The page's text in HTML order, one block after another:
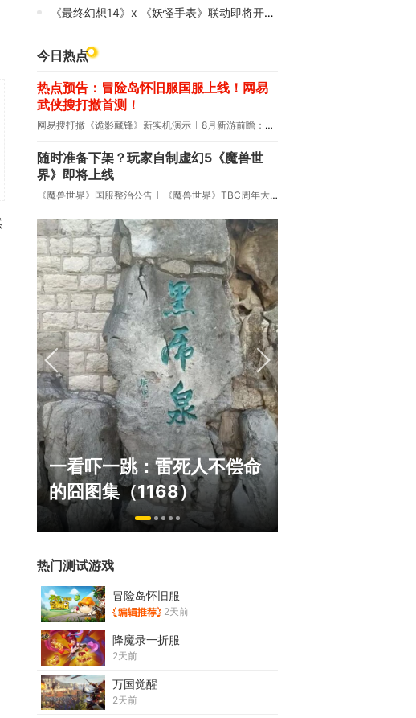
《最终幻想14》x 《妖怪手表》联动即将开启喵！
今日热点
热点预告：冒险岛怀旧服国服上线！网易
武侠搜打撤首测！
网易搜打撤《诡影藏锋》新实机演示 8月新游前瞻：《诡秘之主》领衔
随时准备下架？玩家自制虚幻5《魔兽世
界》即将上线
《魔兽世界》国服整治公告 《魔兽世界》TBC周年大更：双经典团本回归！
偿命
《冒险岛》怀旧服三服大乱
斗！国服人满为患，台服外
挂猖狂
热门测试游戏
冒险岛怀旧服
2天前
降魔录一折服
2天前
万国觉醒
2天前